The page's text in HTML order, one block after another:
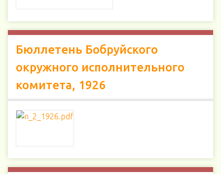
Бюллетень Бобруйского
окружного исполнительного
комитета, 1926